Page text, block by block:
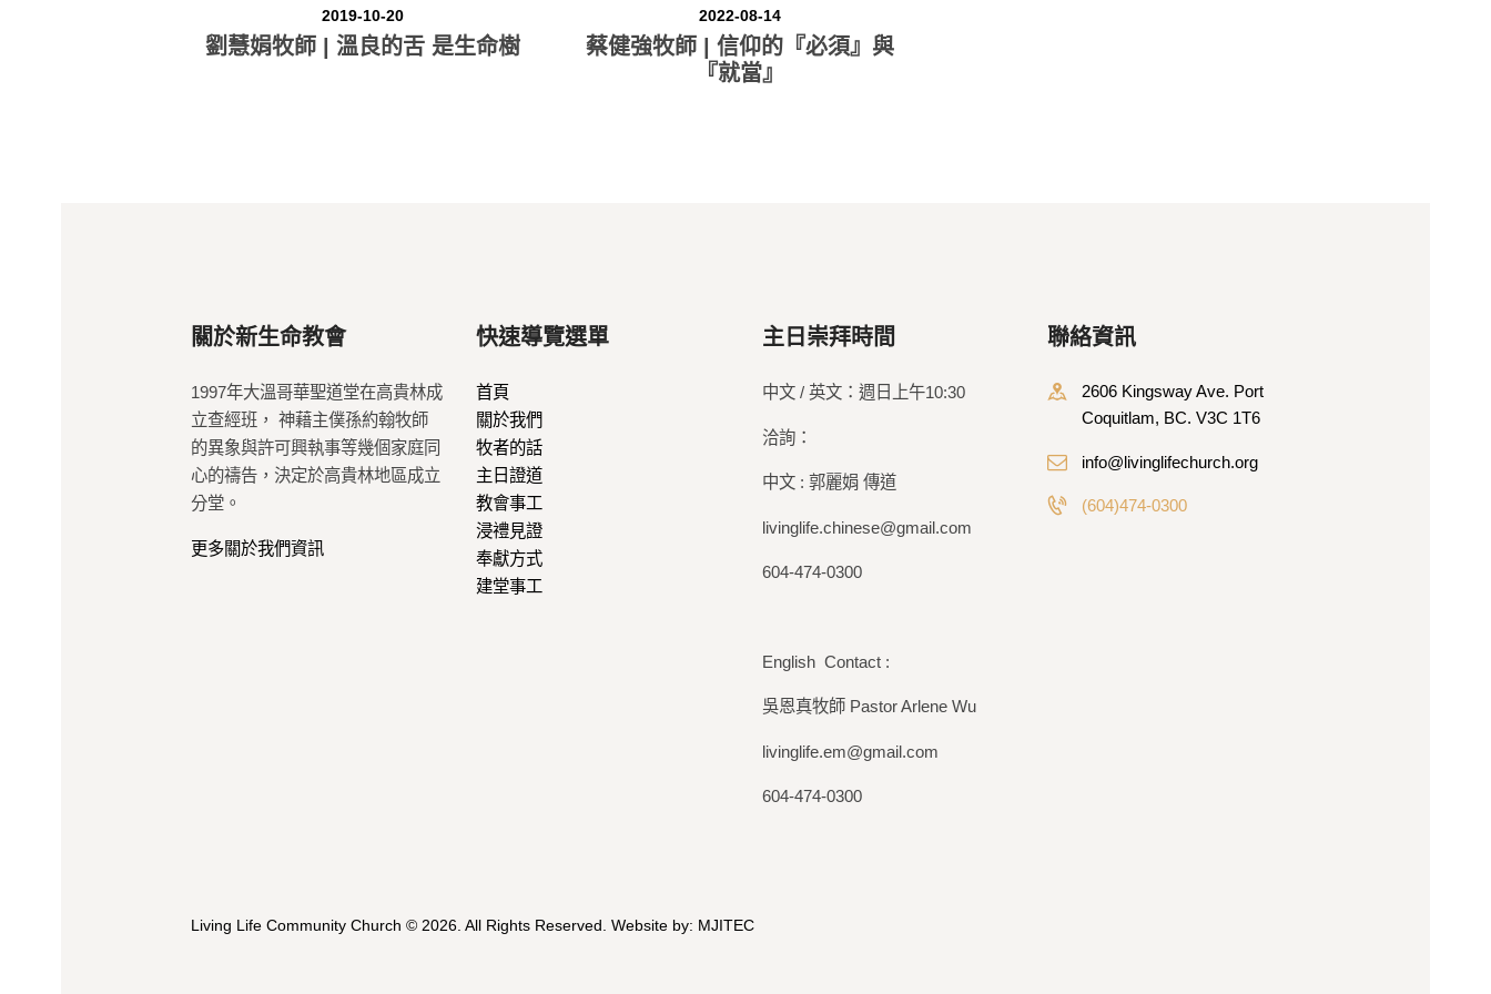
2019-10-20
劉慧娟牧師 | 溫良的舌 是生命樹
2022-08-14
蔡健強牧師 | 信仰的『必須』與
『就當』
關於新生命教會
1997年大溫哥華聖道堂在高貴林成
立查經班， 神藉主僕孫約翰牧師
的異象與許可興執事等幾個家庭同
心的禱告，決定於高貴林地區成立
分堂。
更多關於我們資訊
快速導覽選單
首頁
關於我們
牧者的話
主日證道
教會事工
浸禮見證
奉獻方式
建堂事工
主日崇拜時間
中文 / 英文：週日上午10:30
洽詢：
中文 : 郭麗娟 傳道
livinglife.chinese@gmail.com
604-474-0300
English Contact :
吳恩真牧師 Pastor Arlene Wu
livinglife.em@gmail.com
604-474-0300
聯絡資訊
2606 Kingsway Ave. Port
Coquitlam, BC. V3C 1T6
info@livinglifechurch.org
(604)474-0300
Living Life Community Church © 2026. All Rights Reserved. Website by: MJITEC